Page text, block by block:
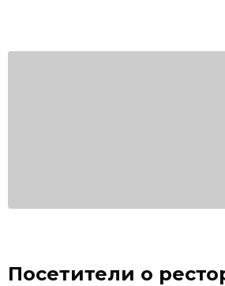
Посетители о